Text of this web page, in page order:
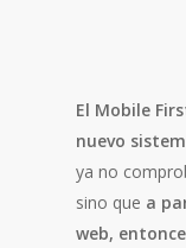
El Mobile
nuevo
ya no
sino que a
web,